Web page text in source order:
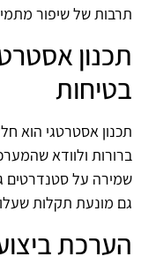
תרבות של שיפור
תכנון
בטיחות
תכנון אסטרטגי הוא
ברורות ולוודא
שמירה על סטנדרטים
גם מונעת תקלות
הערכת